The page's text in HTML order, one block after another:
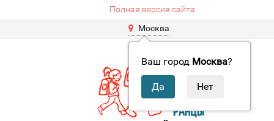
Полная версия сайта
Москва
Ваш город Москва?